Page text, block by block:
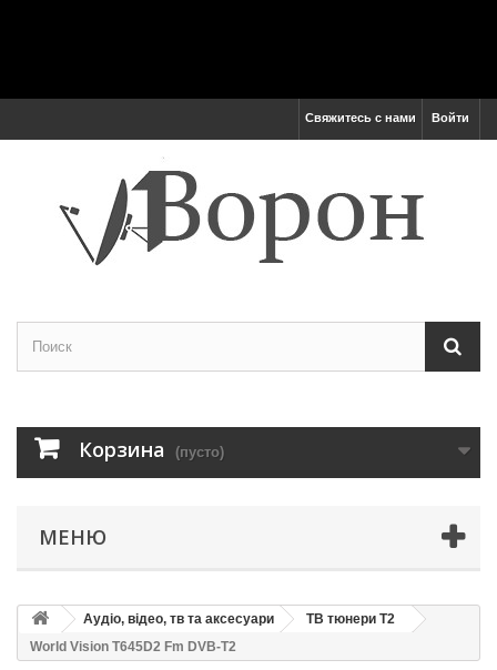
Войти
Свяжитесь с нами
Корзина (пусто)
МЕНЮ
Аудіо, відео, тв та аксесуари
ТВ тюнери Т2
World Vision T645D2 Fm DVB-T2